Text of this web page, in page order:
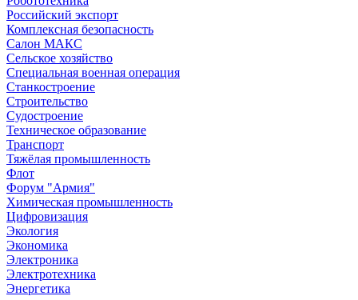
Российский экспорт
Комплексная безопасность
Салон МАКС
Сельское хозяйство
Специальная военная операция
Станкостроение
Строительство
Судостроение
Техническое образование
Транспорт
Тяжёлая промышленность
Флот
Форум "Армия"
Химическая промышленность
Цифровизация
Экология
Экономика
Электроника
Электротехника
Энергетика